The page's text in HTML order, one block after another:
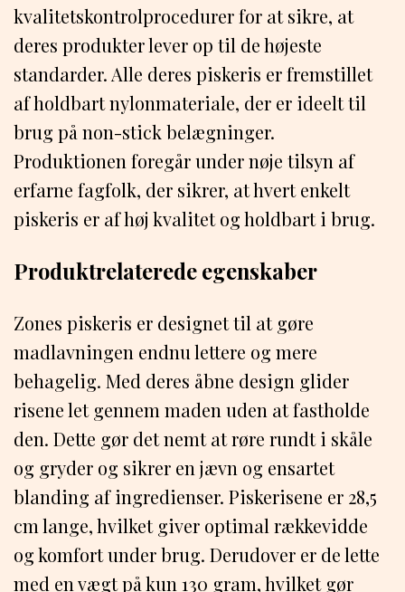
kvalitetskontrolprocedurer for at sikre, at
deres produkter lever op til de højeste
standarder. Alle deres piskeris er fremstillet
af holdbart nylonmateriale, der er ideelt til
brug på non-stick belægninger.
Produktionen foregår under nøje tilsyn af
erfarne fagfolk, der sikrer, at hvert enkelt
piskeris er af høj kvalitet og holdbart i brug.
Produktrelaterede egenskaber
Zones piskeris er designet til at gøre
madlavningen endnu lettere og mere
behagelig. Med deres åbne design glider
risene let gennem maden uden at fastholde
den. Dette gør det nemt at røre rundt i skåle
og gryder og sikrer en jævn og ensartet
blanding af ingredienser. Piskerisene er 28,5
cm lange, hvilket giver optimal rækkevidde
og komfort under brug. Derudover er de lette
med en vægt på kun 130 gram, hvilket gør